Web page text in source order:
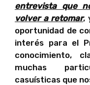
entrevista que
volver a retomar,
oportunidad de
interés para el
conocimiento,
muchas
casuísticas que